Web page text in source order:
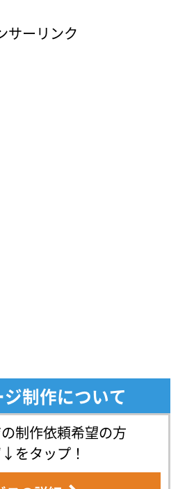
サーリンク
制作について
制作依頼希望の方
をタップ！